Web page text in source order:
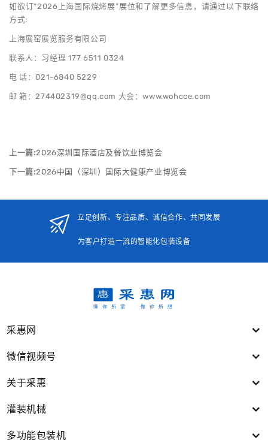
如欲订“2026上海国际烧烤展”展位和了解更多信息，请通过以下联络
方式:
上海展窑展览服务有限公司
联系人：习经理 177 6511 0324
电 话：021-6840 5229
邮 箱：274402319@qq.com 大会：www.wohcce.com
上一篇:2026深圳国际酒店及餐饮业博览会
下一篇:2026中国（深圳）国际大健康产业博览会
立足创新、专注品质、诚信合作、共同发展
为客户打造一流的智能化包装设备
采惠网
微信视频号
关于采惠
灌装机械
多功能包装机